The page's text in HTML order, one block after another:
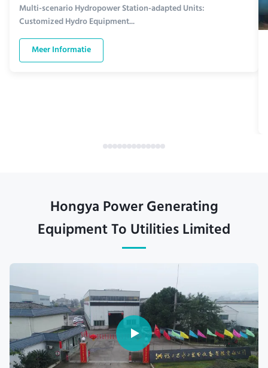
Multi-scenario Hydropower Station-adapted Units:
Customized Hydro Equipment...
Meer Informatie
Hongya Power Generating
Equipment To Utilities Limited